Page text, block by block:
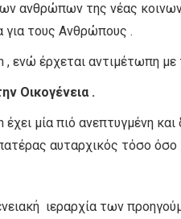
ανθρώπων της νέας
για τους Ανθρώπους .
, ενώ έρχεται αντιμέτωπη
Οικογένεια .
μία πιό ανεπτυγμένη
αυταρχικός τόσο όσο
ιεραρχία των